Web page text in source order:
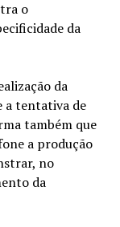
o
da
da
a tentativa de
também que
a produção
no
da